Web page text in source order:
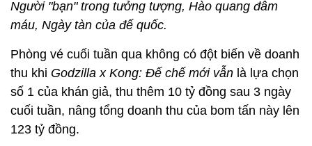
Người "bạn" trong tưởng tượng, Hào quang đẫm
máu, Ngày tàn của đế quốc.
Phòng vé cuối tuần qua không có đột biến về doanh
thu khi Godzilla x Kong: Đế chế mới vẫn là lựa chọn
số 1 của khán giả, thu thêm 10 tỷ đồng sau 3 ngày
cuối tuần, nâng tổng doanh thu của bom tấn này lên
123 tỷ đồng.